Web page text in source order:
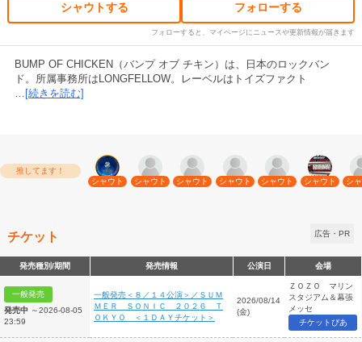
シャウトする フォローする
フォローすると、マイページにニュースや更新情報が届きます
BUMP OF CHICKEN（バンプ オブ チキン）は、日本のロックバン
ド。所属事務所はLONGFELLOW。レーベルはトイズファクト
… [続きを読む]
推してます！
シャウト
シャウト シャウト シャウト シャウト シャウト シ
チケット 広告・PR
発売種別/期間 発売情報 公演日 会場
一般発売
発売中 ～2026-08-05
23:59
一般発売＜８／１４公演＞／ＳＵＭ
ＭＥＲ ＳＯＮＩＣ ２０２６ Ｔ
ＯＫＹＯ ＜１ＤＡＹチケット＞
2026/08/14
(金)
ＺＯＺＯ マリン
スタジアム＆幕張
メッセ
チケットぴあ